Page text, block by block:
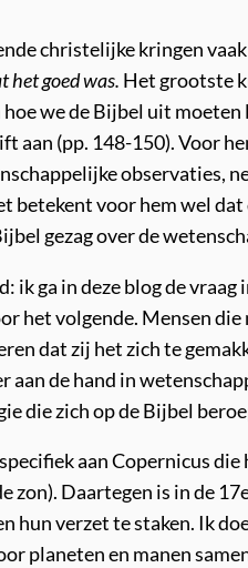
christelijke kringen
het goed was. Het grootste
we de Bijbel uit moeten
aan (pp. 148-150). Voor
observaties,
betekent voor hem wel
gezag over de
ik ga in deze blog de
het volgende. Mensen die
dat zij het zich te
aan de hand in
die zich op de Bijbel
aan Copernicus
zon). Daartegen is in de
hun verzet te staken. Ik
planeten en manen